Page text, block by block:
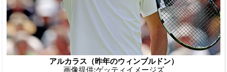
アルカラス（昨年のウィンブルドン）
画像提供:ゲッティイメージズ